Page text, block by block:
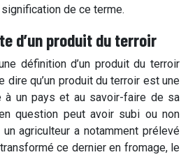
de ce terme.
d’un produit du terroir
définition d’un produit du terroir
qu’un produit du terroir est une
à un pays et au savoir-faire de sa
question peut avoir subi ou non
agriculteur a notamment prélevé
ce dernier en fromage, le